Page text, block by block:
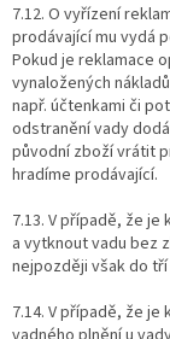
7.12. O vyřízení
prodávající mu vydá
Pokud je reklamace
vynaložených
např. účtenkami či
odstranění vady
původní zboží vrátit
hradíme prodávající.
7.13. V případě, že je
a vytknout vadu bez
nejpozději však do
7.14. V případě, že je